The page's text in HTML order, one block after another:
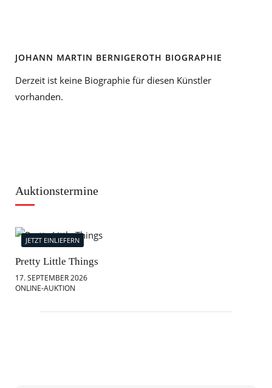
JOHANN MARTIN BERNIGEROTH BIOGRAPHIE
Derzeit ist keine Biographie für diesen Künstler
vorhanden.
Auktionstermine
JETZT EINLIEFERN
Pretty Little Things
17. SEPTEMBER 2026
ONLINE-AUKTION